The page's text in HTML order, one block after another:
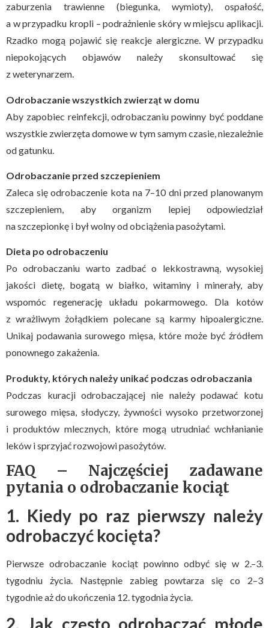
zaburzenia trawienne (biegunka, wymioty), ospałość,
a w przypadku kropli – podrażnienie skóry w miejscu aplikacji.
Rzadko mogą pojawić się reakcje alergiczne. W przypadku
niepokojących objawów należy skonsultować się
z weterynarzem.
Odrobaczanie wszystkich zwierząt w domu
Aby zapobiec reinfekcji, odrobaczaniu powinny być poddane
wszystkie zwierzęta domowe w tym samym czasie, niezależnie
od gatunku.
Odrobaczanie przed szczepieniem
Zaleca się odrobaczenie kota na 7–10 dni przed planowanym
szczepieniem, aby organizm lepiej odpowiedział
na szczepionkę i był wolny od obciążenia pasożytami.
Dieta po odrobaczeniu
Po odrobaczaniu warto zadbać o lekkostrawną, wysokiej
jakości dietę, bogatą w białko, witaminy i minerały, aby
wspomóc regenerację układu pokarmowego. Dla kotów
z wrażliwym żołądkiem polecane są karmy hipoalergiczne.
Unikaj podawania surowego mięsa, które może być źródłem
ponownego zakażenia.
Produkty, których należy unikać podczas odrobaczania
Podczas kuracji odrobaczającej nie należy podawać kotu
surowego mięsa, słodyczy, żywności wysoko przetworzonej
i produktów mlecznych, które mogą utrudniać wchłanianie
leków i sprzyjać rozwojowi pasożytów.
FAQ – Najczęściej zadawane
pytania o odrobaczanie kociąt
1. Kiedy po raz pierwszy należy
odrobaczyć kocięta?
Pierwsze odrobaczanie kociąt powinno odbyć się w 2.–3.
tygodniu życia. Następnie zabieg powtarza się co 2–3
tygodnie aż do ukończenia 12. tygodnia życia.